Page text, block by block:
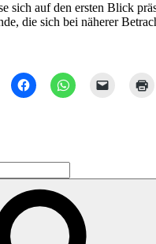
sich auf den ersten Blick
die sich bei näherer